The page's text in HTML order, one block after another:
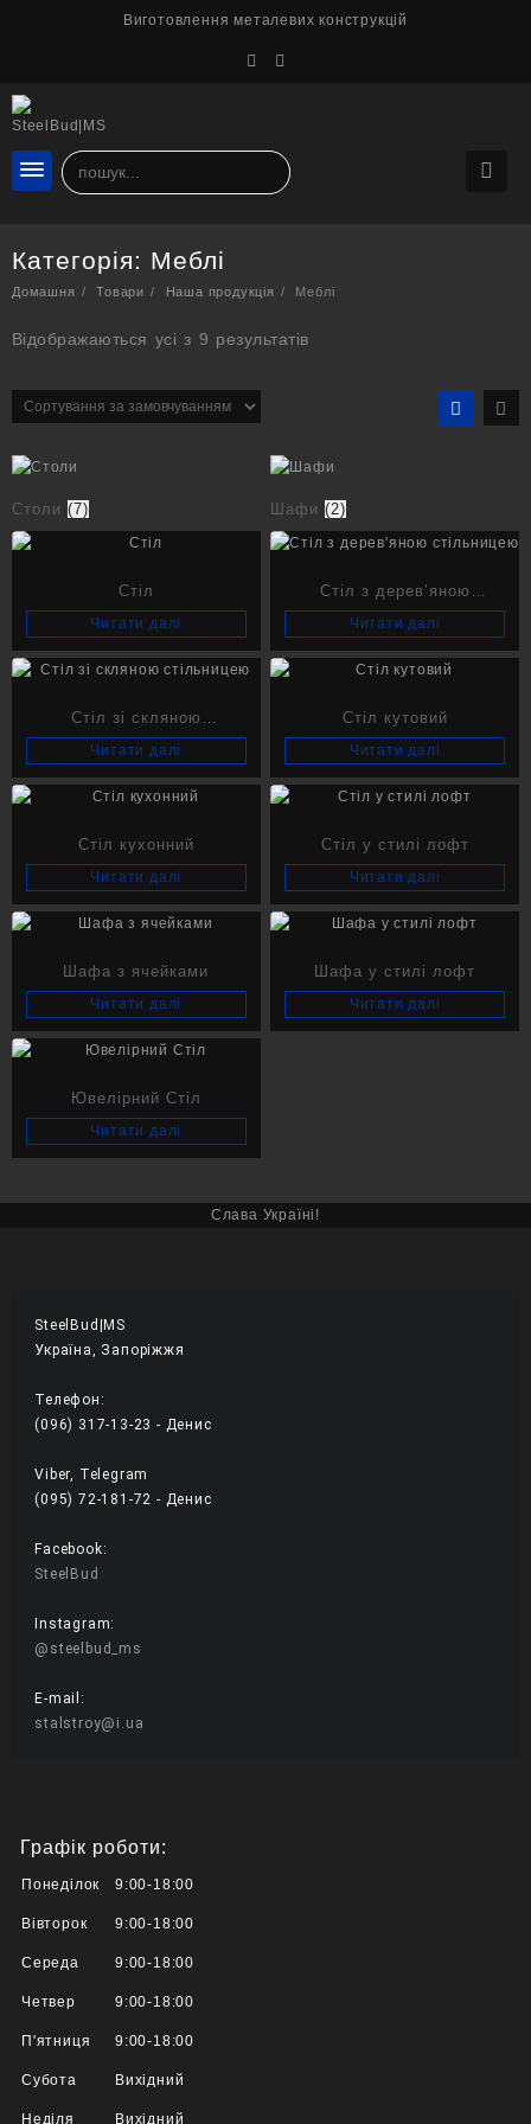
Виготовлення металевих конструкцій
Категорія: Меблі
Домашня Товари Наша продукція Меблі
Відображаються усі з 9 результатів
Столи (7) Шафи(2)
Стіл
Читати далі
Стіл з дерев’яною
стільницею
Читати далі
Стіл зі скляною
стільницею
Читати далі
Стіл кутовий
Читати далі
Стіл кухонний
Читати далі
Стіл у стилі лофт
Читати далі
Шафа з ячейками
Читати далі
Шафа у стилі лофт
Читати далі
Ювелірний Стіл
Читати далі
Слава Україні!
SteelBud|MS
Україна, Запоріжжя
Телефон:
(096) 317-13-23 - Денис
Viber, Telegram
(095) 72-181-72 - Денис
Facebook:
SteelBud
Instagram:
@steelbud_ms
E-mail:
stalstroy@i.ua
Графік роботи:
Понеділок 9:00-18:00
Вівторок 9:00-18:00
Середа 9:00-18:00
Четвер 9:00-18:00
П'ятниця 9:00-18:00
Субота Вихідний
Неділя Вихідний